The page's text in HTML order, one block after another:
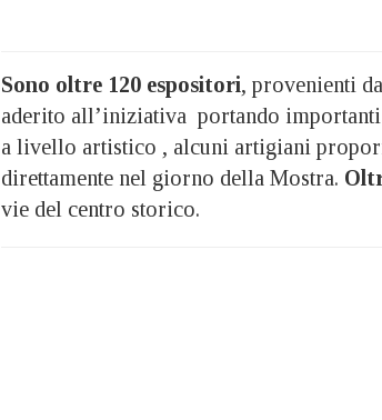
Sono oltre 120 espositori, provenienti
aderito all’iniziativa portando
a livello artistico , alcuni artigiani
direttamente nel giorno della Mostra.
vie del centro storico.